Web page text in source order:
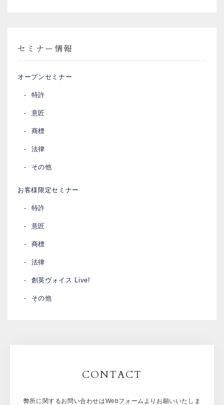
セミナー情報
オープンセミナー
特許
意匠
商標
法律
その他
お客様限定セミナー
特許
意匠
商標
法律
創英ヴォイス Live!
その他
CONTACT
弊所に関するお問い合わせはWebフォームよりお願いいたしま